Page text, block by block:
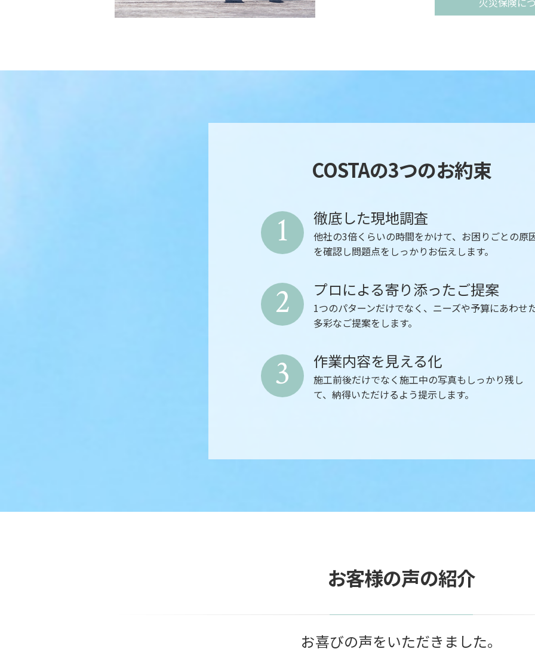
誠実な対応と確かな技術で、お客様の
COSTAの3つのお約束
徹底した現地調査
他社の3倍くらいの時間をかけて、お困りごとの原
を確認し問題点をしっかりお伝えします。
1
プロによる寄り添ったご提案
1つのパターンだけでなく、ニーズや予算にあわせ
多彩なご提案をします。
2
作業内容を見える化
施工前後だけでなく施工中の写真もしっかり残し
て、納得いただけるよう提示します。
3
お客様の声の紹介
お喜びの声をいただきました。